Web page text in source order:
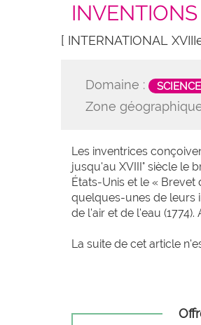
[ INTERNATIONAL
Domaine :
Zone
Les inventrices
jusqu'au XVIII° siècle le
États-Unis et le « Brevet
quelques-unes de leurs
de l'air et de l'eau
La suite de cet article